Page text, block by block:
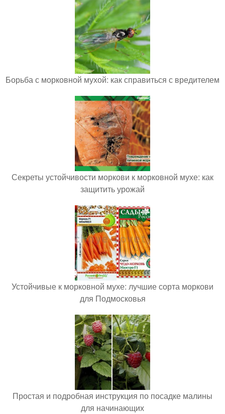
Борьба с морковной мухой: как справиться с вредителем
Секреты устойчивости моркови к морковной мухе: как
защитить урожай
Устойчивые к морковной мухе: лучшие сорта моркови
для Подмосковья
Простая и подробная инструкция по посадке малины
для начинающих